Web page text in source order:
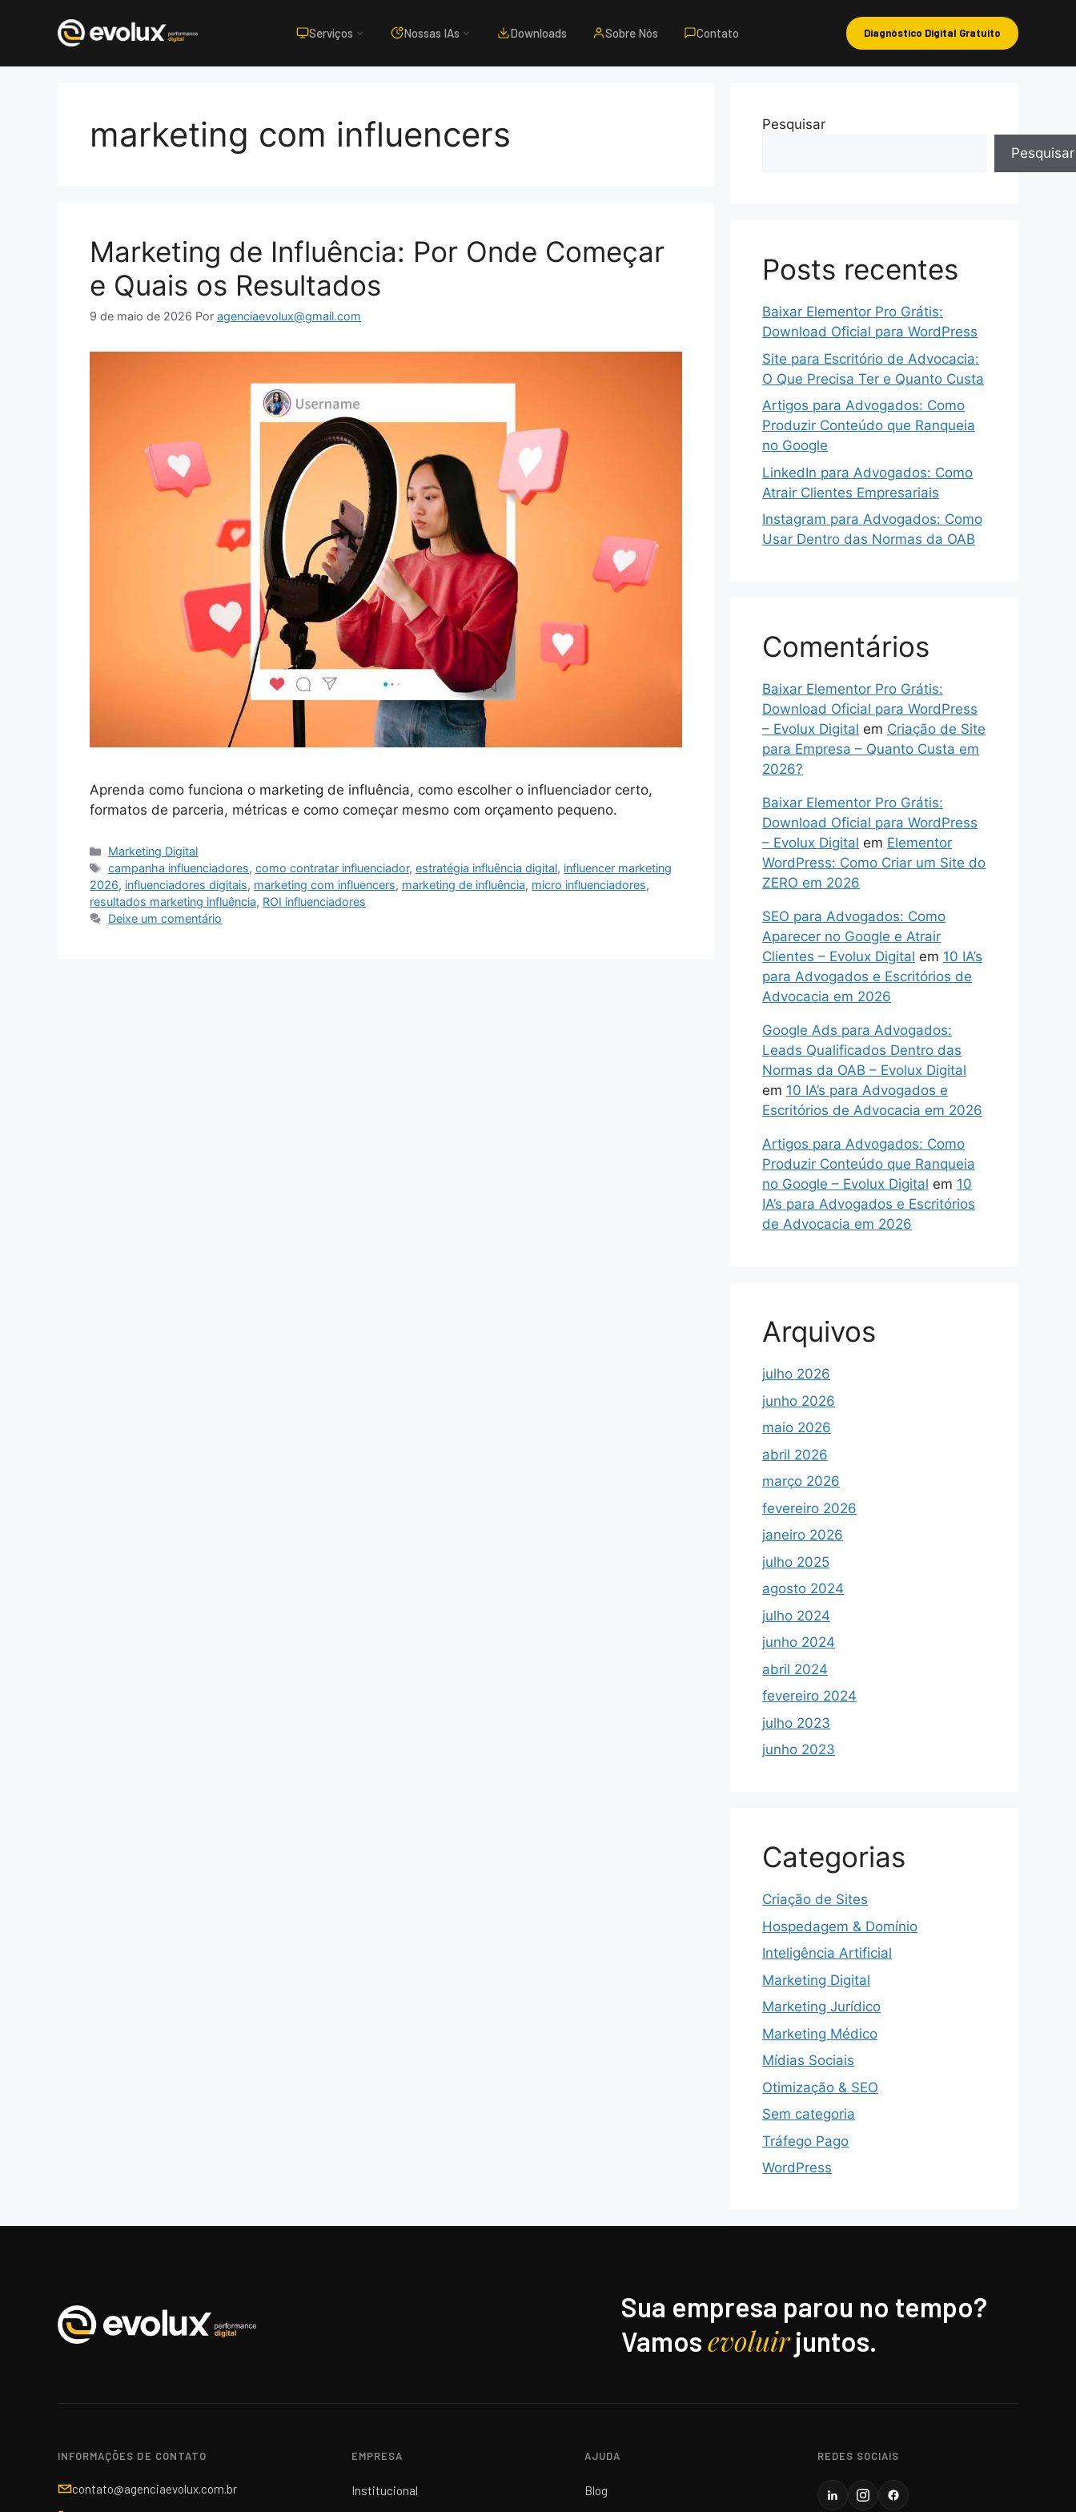
Serviços Nossas IAs Downloads Sobre Nós Contato Diagnóstico Digital Gratuito
marketing com influencers
Marketing de Influência: Por Onde Começar
e Quais os Resultados
9 de maio de 2026 Por agenciaevolux@gmail.com
Aprenda como funciona o marketing de influência, como escolher o influenciador certo,
formatos de parceria, métricas e como começar mesmo com orçamento pequeno.
Categorias
Marketing Digital
Tags
campanha influenciadores,como contratar influenciador,estratégia influência digital, influencer marketing
2026, influenciadores digitais, marketing com influencers, marketing de influência, micro influenciadores,
resultados marketing influência, ROI influenciadores
Deixe um comentário
Pesquisar
Pesquisar
Posts recentes
Baixar Elementor Pro Grátis:
Download Oficial para WordPress
Site para Escritório de Advocacia:
O Que Precisa Ter e Quanto Custa
Artigos para Advogados: Como
Produzir Conteúdo que Ranqueia
no Google
LinkedIn para Advogados: Como
Atrair Clientes Empresariais
Instagram para Advogados: Como
Usar Dentro das Normas da OAB
Comentários
Baixar Elementor Pro Grátis:
Download Oficial para WordPress
– Evolux Digital em Criação de Site
para Empresa – Quanto Custa em
2026?
Baixar Elementor Pro Grátis:
Download Oficial para WordPress
– Evolux Digital em Elementor
WordPress: Como Criar um Site do
ZERO em 2026
SEO para Advogados: Como
Aparecer no Google e Atrair
Clientes – Evolux Digital em 10 IA’s
para Advogados e Escritórios de
Advocacia em 2026
Google Ads para Advogados:
Leads Qualificados Dentro das
Normas da OAB – Evolux Digital
em 10 IA’s para Advogados e
Escritórios de Advocacia em 2026
Artigos para Advogados: Como
Produzir Conteúdo que Ranqueia
no Google – Evolux Digital em 10
IA’s para Advogados e Escritórios
de Advocacia em 2026
Arquivos
julho 2026
junho 2026
maio 2026
abril 2026
março 2026
fevereiro 2026
janeiro 2026
julho 2025
agosto 2024
julho 2024
junho 2024
abril 2024
fevereiro 2024
julho 2023
junho 2023
Categorias
Criação de Sites
Hospedagem & Domínio
Inteligência Artificial
Marketing Digital
Marketing Jurídico
Marketing Médico
Mídias Sociais
Otimização & SEO
Sem categoria
Tráfego Pago
WordPress
Sua empresa parou no tempo?
Vamosevoluirjuntos.
INFORMAÇÕES DE CONTATO
contato@agenciaevolux.com.br
EMPRESA
Institucional
AJUDA
Blog
REDES SOCIAIS